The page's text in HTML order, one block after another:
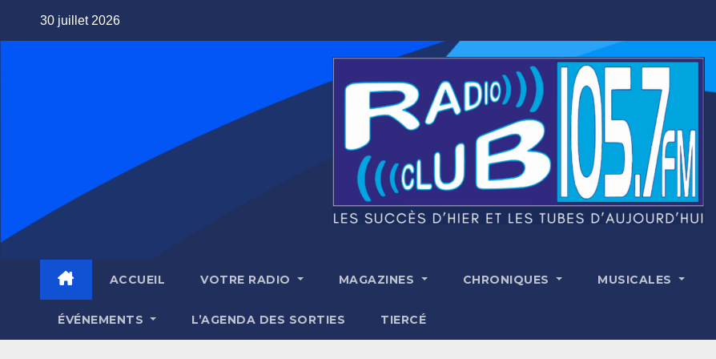
30 juillet 2026
ACCUEIL VOTRE RADIO MAGAZINES CHRONIQUES MUSICALES
ÉVÉNEMENTS L’AGENDA DES SORTIES TIERCÉ